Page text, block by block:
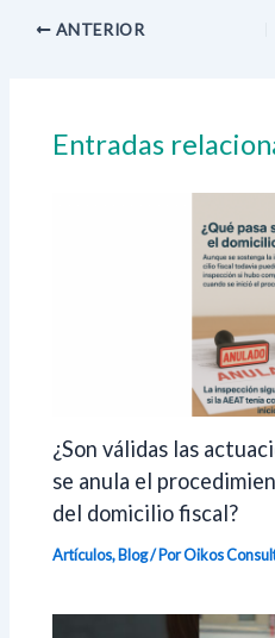
ANTERIOR
Entradas
¿Son válidas las
se anula el
del domicilio fiscal?
Artículos,Blog/ Por Oikos